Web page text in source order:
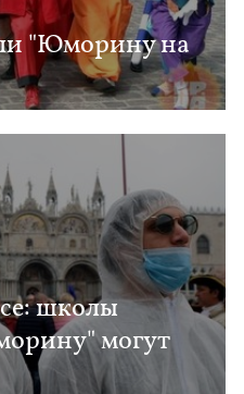
"Юморину на
школы
могут